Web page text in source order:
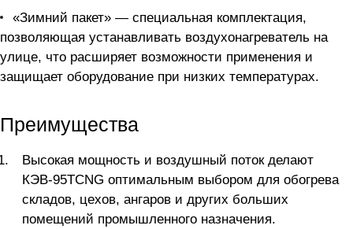
«Зимний пакет» — специальная комплектация,
позволяющая устанавливать воздухонагреватель на
улице, что расширяет возможности применения и
защищает оборудование при низких температурах.
Преимущества
Высокая мощность и воздушный поток делают
КЭВ-95TCNG оптимальным выбором для обогрева
складов, цехов, ангаров и других больших
помещений промышленного назначения.